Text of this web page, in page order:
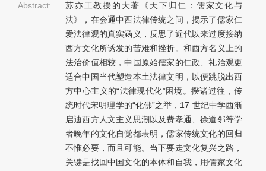
Abstract:
苏亦工教授的大著《天下归仁：儒家文化与
法》，在会通中西法律传统之间，揭示了儒家仁
爱法律观的真实涵义，反思了近代以来过度接纳
西方文化所诱发的苦难和挫折。和西方名义上的
法治价值相较，中国原始儒家的仁政、礼治观更
适合中国当代塑造本土法律文明，以便跳脱出西
方中心主义的“法律现代化”困境。揆诸过往，传
统时代宋明理学的“化佛”之举，17 世纪中学西渐
启迪西方人文主义思潮以及费孝通、徐道邻等学
者晚年的文化自觉都表明，儒家传统文化的回归
不惟必要，而且可能。当下要走文化复兴之路，
关键是找回中国文化的本体和自我，用儒家文化